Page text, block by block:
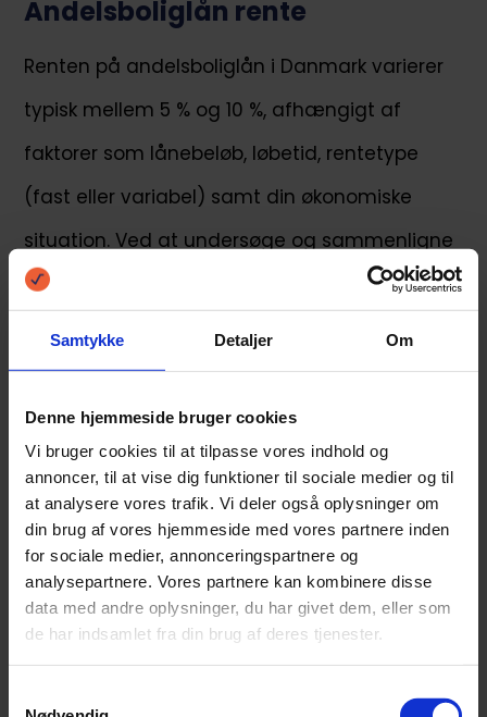
Samtykke Detaljer Om
Denne hjemmeside bruger cookies
Vi bruger cookies til at tilpasse vores indhold og
annoncer, til at vise dig funktioner til sociale medier og til
at analysere vores trafik. Vi deler også oplysninger om
din brug af vores hjemmeside med vores partnere inden
for sociale medier, annonceringspartnere og
analysepartnere. Vores partnere kan kombinere disse
data med andre oplysninger, du har givet dem, eller som
de har indsamlet fra din brug af deres tjenester.
Andelsboliglån rente
Renten på andelsboliglån i Danmark varierer
typisk mellem 5 % og 10 %, afhængigt af
faktorer som lånebeløb, løbetid, rentetype
(fast eller variabel) samt din økonomiske
situation. Ved at undersøge og sammenligne
tilbud fra flere banker kan du finde den
bedste rente og undgå unødige
omkostninger.
Vi ved godt at det kan virke uoverskueligt at
skulle finde renterne hos de enkelte banker.
Bare rolig, det forstår vi godt, og derfor har vi
herunder samlet en liste over rentespændet
på andelsboliglån hos de enkelte banker.
Her er rentespændet på andelsboliglån hos